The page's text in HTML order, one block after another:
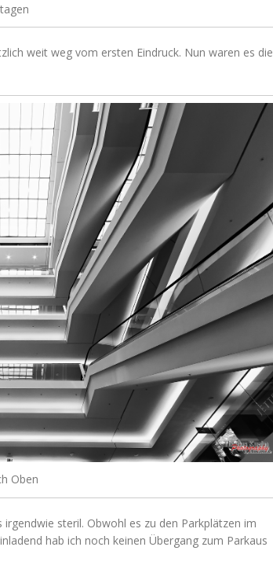
weit weg vom ersten Eindruck. Nun waren es die
Oben
steril. Obwohl es zu den Parkplätzen im
hab ich noch keinen Übergang zum Parkaus